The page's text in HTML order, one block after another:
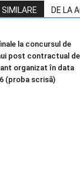
DE LA
la concursul de
post contractual de
organizat în data
(proba scrisă)